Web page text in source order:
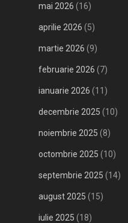
mai 2026 (16)
aprilie 2026 (5)
martie 2026 (9)
februarie 2026 (7)
ianuarie 2026 (11)
decembrie 2025 (10)
noiembrie 2025 (8)
octombrie 2025 (10)
septembrie 2025 (14)
august 2025 (15)
iulie 2025 (18)